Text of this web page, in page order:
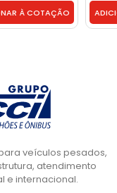
À COTAÇÃO
veículos pesados,
atendimento
e internacional.